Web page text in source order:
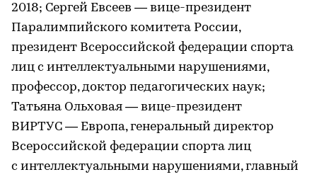
2018; Сергей Евсеев — вице-президент
Паралимпийского комитета России,
президент Всероссийской федерации спорта
лиц с интеллектуальными нарушениями,
профессор, доктор педагогических наук;
Татьяна Ольховая — вице-президент
ВИРТУС — Европа, генеральный директор
Всероссийской федерации спорта лиц
с интеллектуальными нарушениями, главный